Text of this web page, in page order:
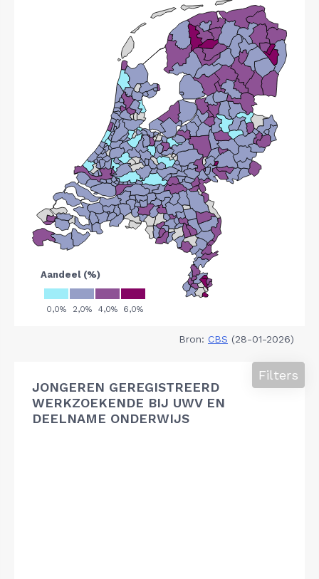
Bron: CBS (28-01-2026)
JONGEREN GEREGISTREERD
WERKZOEKENDE BIJ UWV EN
DEELNAME ONDERWIJS
Filters